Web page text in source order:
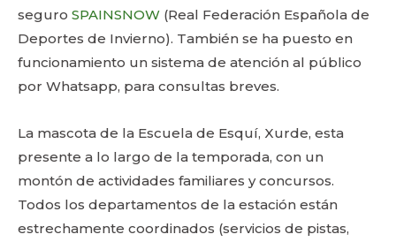
seguro SPAINSNOW (Real Federación Española de
Deportes de Invierno). También se ha puesto en
funcionamiento un sistema de atención al público
por Whatsapp, para consultas breves.
La mascota de la Escuela de Esquí, Xurde, esta
presente a lo largo de la temporada, con un
montón de actividades familiares y concursos.
Todos los departamentos de la estación están
estrechamente coordinados (servicios de pistas,